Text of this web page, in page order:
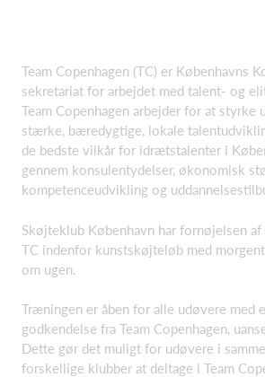
Team Copenhagen (TC) er Københavns
sekretariat for arbejdet med talent- og
Team Copenhagen arbejder for at styrke
stærke, bæredygtige, lokale
de bedste vilkår for idrætstalenter i
gennem konsulentydelser, økonomisk
kompetenceudvikling og
Skøjteklub København har fornøjelsen af
TC indenfor kunstskøjteløb med
om ugen.
Træningen er åben for alle udøvere med
godkendelse fra Team Copenhagen,
Dette gør det muligt for udøvere i
forskellige klubber at deltage i Team